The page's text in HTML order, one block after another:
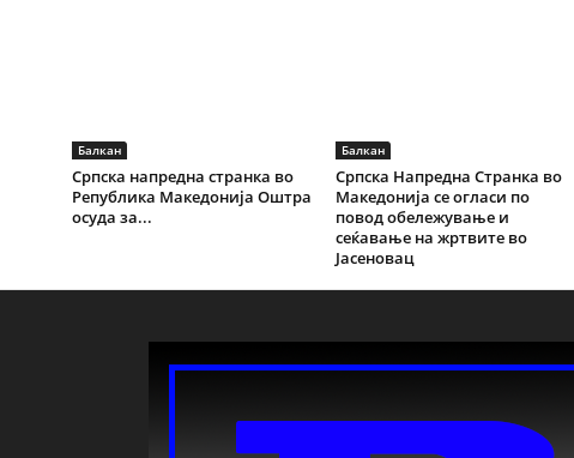
Балкан
Српска напредна странка во
Република Македонија Оштра
осуда за...
Балкан
Српска Напредна Странка во
Македонија се огласи по
повод обележување и
сеќавање на жртвите во
Јасеновац